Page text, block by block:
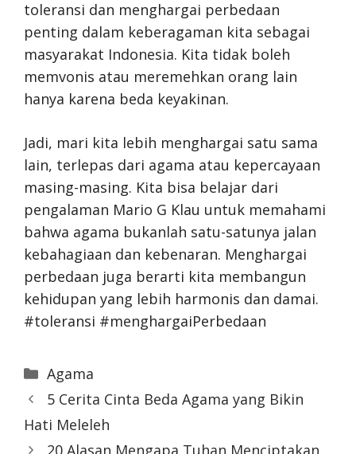
toleransi dan menghargai perbedaan
penting dalam keberagaman kita sebagai
masyarakat Indonesia. Kita tidak boleh
memvonis atau meremehkan orang lain
hanya karena beda keyakinan.
Jadi, mari kita lebih menghargai satu sama
lain, terlepas dari agama atau kepercayaan
masing-masing. Kita bisa belajar dari
pengalaman Mario G Klau untuk memahami
bahwa agama bukanlah satu-satunya jalan
kebahagiaan dan kebenaran. Menghargai
perbedaan juga berarti kita membangun
kehidupan yang lebih harmonis dan damai.
#toleransi #menghargaiPerbedaan
Categories
Agama
5 Cerita Cinta Beda Agama yang Bikin
Hati Meleleh
20 Alasan Mengapa Tuhan Menciptakan